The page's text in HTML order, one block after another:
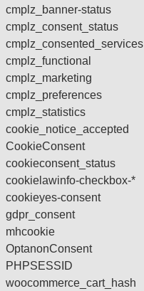
cmplz_banner-status
cmplz_consent_status
cmplz_consented_services
cmplz_functional
cmplz_marketing
cmplz_preferences
cmplz_statistics
cookie_notice_accepted
CookieConsent
cookieconsent_status
cookielawinfo-checkbox-*
cookieyes-consent
gdpr_consent
mhcookie
OptanonConsent
PHPSESSID
woocommerce_cart_hash